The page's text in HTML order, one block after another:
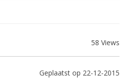
58 Views
Geplaatst op 22-12-2015